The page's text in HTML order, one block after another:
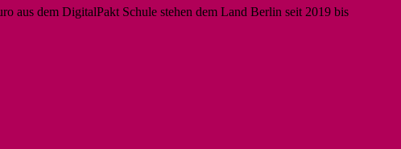
aus dem DigitalPakt Schule stehen dem Land Berlin seit 2019 bis